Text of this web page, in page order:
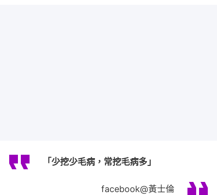
「少挖少毛病，常挖毛病多」
facebook@黃士倫